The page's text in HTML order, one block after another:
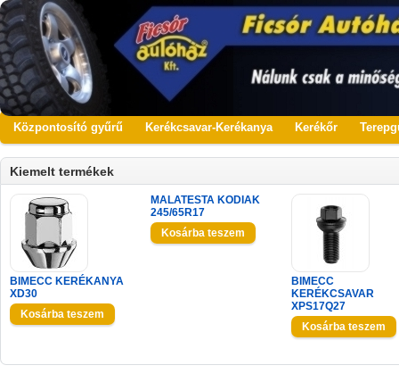
Központosító gyűrű Kerékcsavar-Kerékanya Kerékőr
Kiemelt termékek
BIMECC KERÉKANYA
XD30
MALATESTA KODIAK
245/65R17
BIMECC
KERÉKCSAVAR
XPS17Q27